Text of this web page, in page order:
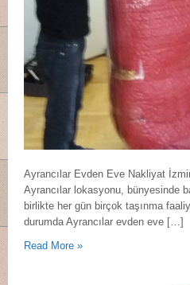
Ayrancılar Evden Eve Nakliyat
Ayrancılar lokasyonu, bünyesinde
birlikte her gün birçok taşınma
durumda Ayrancılar evden eve […]
Read More »